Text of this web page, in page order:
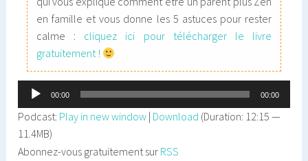
en famille et vous donne les 5 astuces pour rester
calme : cliquez ici pour télécharger le livre
gratuitement !
Lecteur
audio
00:00 00:00
Podcast: Play in new window | Download (Duration: 12:15 —
11.4MB)
Abonnez-vous gratuitement sur RSS